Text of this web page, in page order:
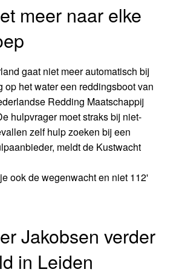
meer naar elke
gaat niet meer automatisch bij
op het water een reddingsboot van
Redding Maatschappij
hulpvrager moet straks bij niet-
zelf hulp zoeken bij een
meldt de Kustwacht
ook de wegenwacht en niet 112'
Jakobsen verder
in Leiden